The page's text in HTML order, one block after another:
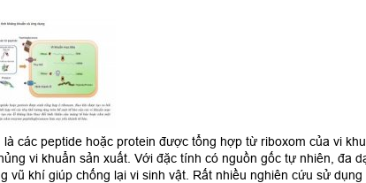
là các peptide hoặc protein được tổng hợp từ riboxom của vi
vi khuẩn sản xuất. Với đặc tính có nguồn gốc tự nhiên, đa
vũ khí giúp chống lại vi sinh vật. Rất nhiều nghiên cứu sử